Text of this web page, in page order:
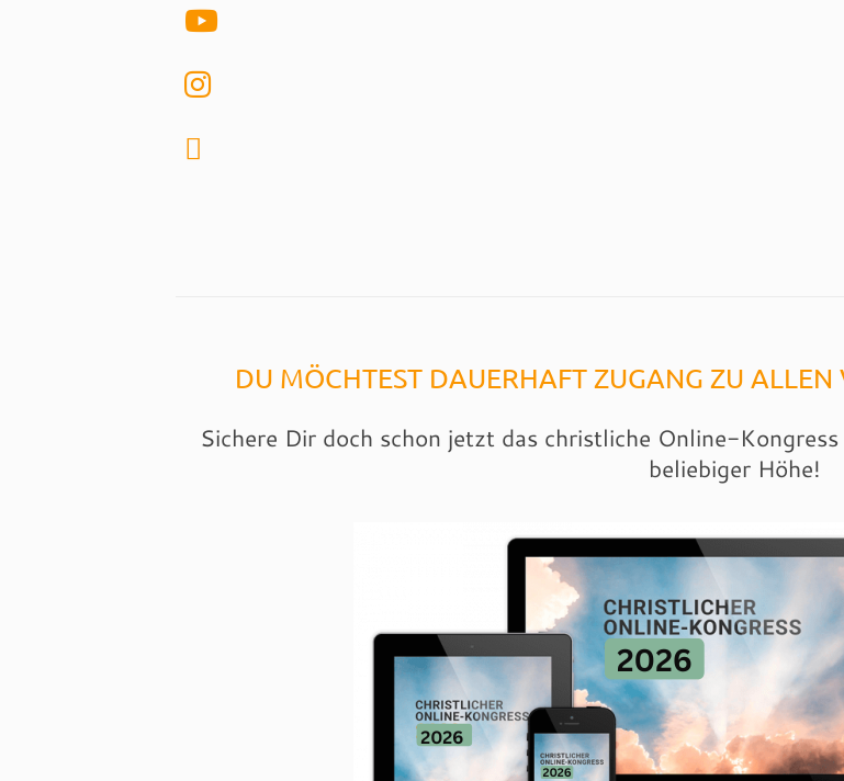
DU MÖCHTEST DAUERHAFT ZUGANG ZU
Sichere Dir doch schon jetzt das christliche Online-
beliebiger Höhe!